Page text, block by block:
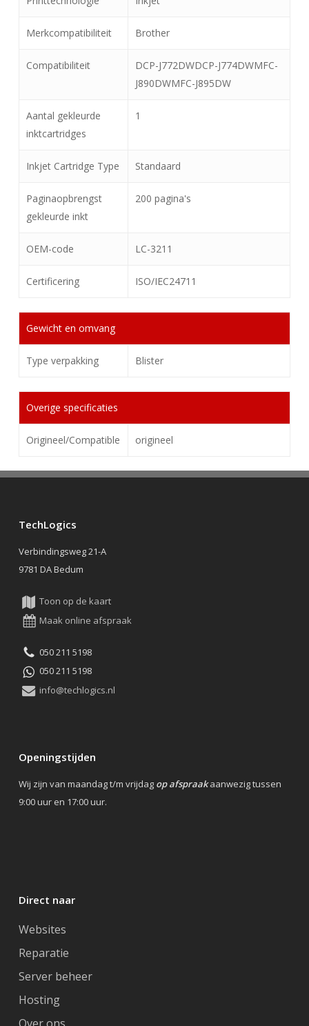
Merkcompatibiliteit Brother
Compatibiliteit
DCP-J772DWDCP-J774DWMFC-
J890DWMFC-J895DW
Aantal gekleurde
inktcartridges
1
Inkjet Cartridge Type Standaard
Paginaopbrengst
gekleurde inkt
200 pagina's
OEM-code LC-3211
Certificering ISO/IEC24711
Gewicht en omvang
Type verpakking Blister
Overige specificaties
Origineel/Compatible origineel
TechLogics
Verbindingsweg 21-A
9781 DA Bedum
Toon op de kaart
Maak online afspraak
050 211 5198
050 211 5198
info@techlogics.nl
Openingstijden
Wij zijn van maandag t/m vrijdag op afspraakaanwezig tussen
9:00 uur en 17:00 uur.
Direct naar
Websites
Reparatie
Server beheer
Hosting